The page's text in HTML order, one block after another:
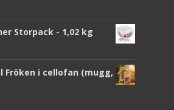
Storpack - 1,02 kg
Fröken i cellofan (mugg,